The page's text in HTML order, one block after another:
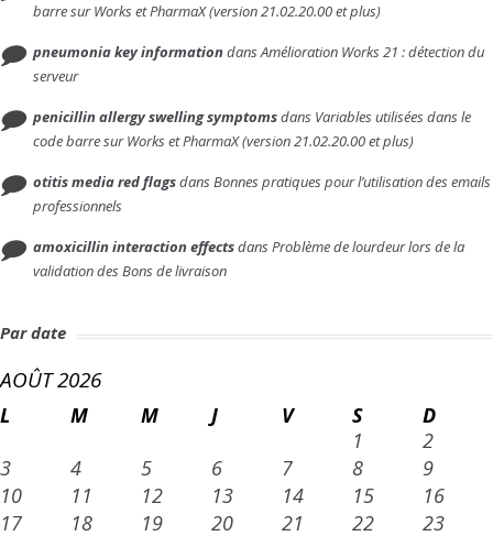
barre sur Works et PharmaX (version 21.02.20.00 et plus)
pneumonia key informationdansAmélioration Works 21 : détection du
serveur
penicillin allergy swelling symptomsdans Variables utilisées dans le
code barre sur Works et PharmaX (version 21.02.20.00 et plus)
otitis media red flagsdansBonnes pratiques pour l’utilisation des emails
professionnels
amoxicillin interaction effectsdansProblème de lourdeur lors de la
validation des Bons de livraison
Par date
AOÛT 2026
L M M J V S
D
1
2
3
4 5 6 7 8
9
10
11 12 13 14 15
16
17
18 19 20 21 22 23